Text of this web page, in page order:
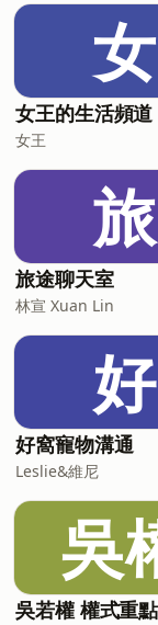
本節
的更看重「人
嘟嘟人 YouTube｜
本節目
合作邀
女
女王的生活頻道
女王
旅
旅途聊天室
林宣 Xuan Lin
好
好窩寵物溝通
Leslie&維尼
吳
吳若權 權式重點